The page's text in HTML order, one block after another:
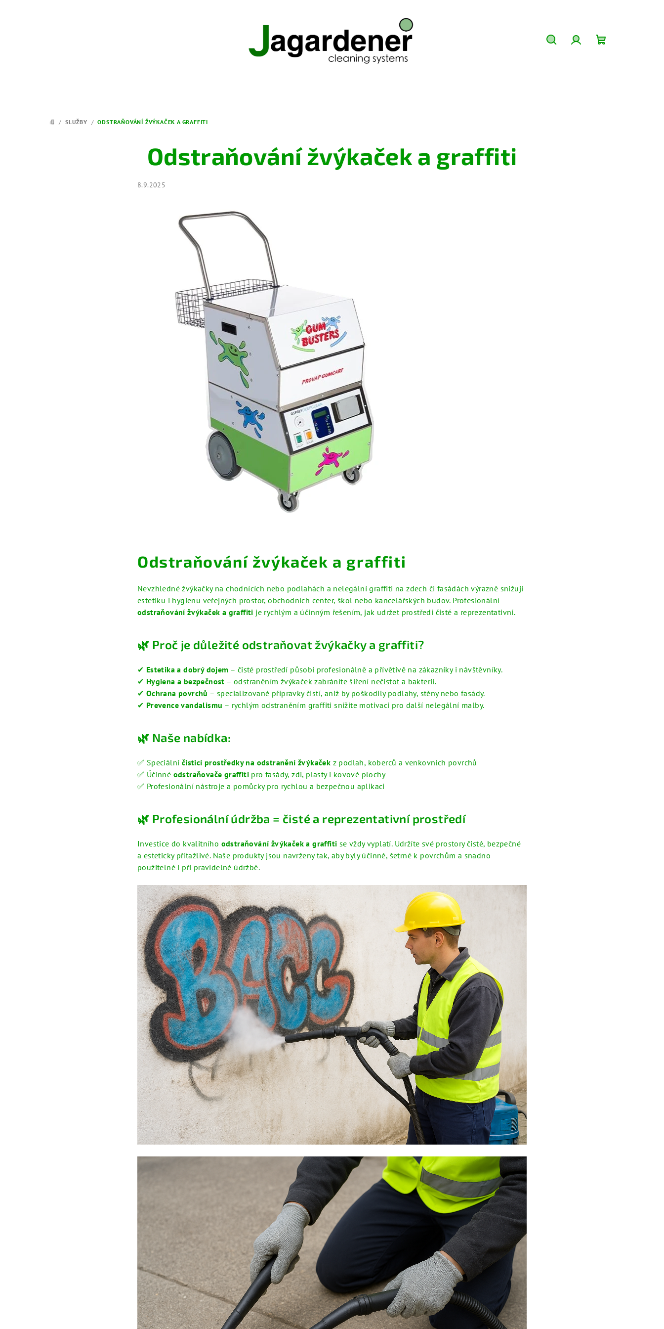
DOMŮ
/ SLUŽBY / ODSTRAŇOVÁNÍ ŽVÝKAČEK A GRAFFITI
Odstraňování žvýkaček a graffiti
8.9.2025
Odstraňování žvýkaček a graffiti
Nevzhledné žvýkačky na chodnících nebo podlahách a nelegální graffiti na zdech či fasádách výrazně snižují
estetiku i hygienu veřejných prostor, obchodních center, škol nebo kancelářských budov. Profesionální
odstraňování žvýkaček a graffiti je rychlým a účinným řešením, jak udržet prostředí čisté a reprezentativní.
🌿 Proč je důležité odstraňovat žvýkačky a graffiti?
✔ Estetika a dobrý dojem – čisté prostředí působí profesionálně a přívětivě na zákazníky i návštěvníky.
✔ Hygiena a bezpečnost – odstraněním žvýkaček zabráníte šíření nečistot a bakterií.
✔ Ochrana povrchů – specializované přípravky čistí, aniž by poškodily podlahy, stěny nebo fasády.
✔ Prevence vandalismu – rychlým odstraněním graffiti snížíte motivaci pro další nelegální malby.
🌿 Naše nabídka:
✅ Speciální čisticí prostředky na odstranění žvýkaček z podlah, koberců a venkovních povrchů
✅ Účinné odstraňovače graffiti pro fasády, zdi, plasty i kovové plochy
✅ Profesionální nástroje a pomůcky pro rychlou a bezpečnou aplikaci
🌿 Profesionální údržba = čisté a reprezentativní prostředí
Investice do kvalitního odstraňování žvýkaček a graffiti se vždy vyplatí. Udržíte své prostory čisté, bezpečné
a esteticky přitažlivé. Naše produkty jsou navrženy tak, aby byly účinné, šetrné k povrchům a snadno
použitelné i při pravidelné údržbě.